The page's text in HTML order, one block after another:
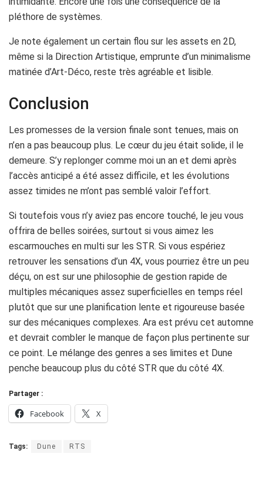
pléthore de systèmes.
Je note également un certain flou sur les assets en 2D,
même si la Direction Artistique, emprunte d’un minimalisme
matinée d’Art-Déco, reste très agréable et lisible.
Conclusion
Les promesses de la version finale sont tenues, mais on
n’en a pas beaucoup plus. Le cœur du jeu était solide, il le
demeure. S’y replonger comme moi un an et demi après
l’accès anticipé a été assez difficile, et les évolutions
assez timides ne m’ont pas semblé valoir l’effort.
Si toutefois vous n’y aviez pas encore touché, le jeu vous
offrira de belles soirées, surtout si vous aimez les
escarmouches en multi sur les STR. Si vous espériez
retrouver les sensations d’un 4X, vous pourriez être un peu
déçu, on est sur une philosophie de gestion rapide de
multiples mécaniques assez superficielles en temps réel
plutôt que sur une planification lente et rigoureuse basée
sur des mécaniques complexes. Ara est prévu cet automne
et devrait combler le manque de façon plus pertinente sur
ce point. Le mélange des genres a ses limites et Dune
penche beaucoup plus du côté STR que du côté 4X.
Partager :
Facebook X
Tags: Dune RTS